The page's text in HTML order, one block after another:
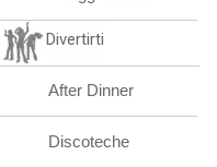
Divertirti
After Dinner
Discoteche